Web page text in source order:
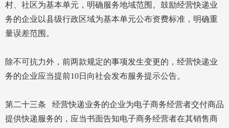
村、社区为基本单元，明确服务地域范围。鼓励经营快递业
务的企业以县级行政区域为基本单元公布资费标准，明确重
量误差范围。
除不可抗力外，前两款规定的事项发生变更的，经营快递业
务的企业应当提前10日向社会发布服务提示公告。
第二十三条 经营快递业务的企业为电子商务经营者交付商品
提供快递服务的，应当书面告知电子商务经营者在其销售商